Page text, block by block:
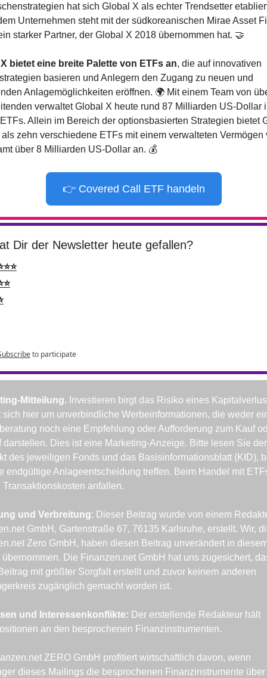
hat sich Global X als echter Trendsetter
Unternehmen steht mit der südkoreanischen Mirae Asset
starker Partner, der Global X 2018 übernommen hat. 🤝
bietet eine breite Palette von ETFs an, die auf innovativen
basieren und Anlegern den Zugang zu neuen und
Anlagemöglichkeiten eröffnen. 🌍 Mit einem Team von
verwaltet Global X heute rund 87 Milliarden US-Dollar
Allein im Bereich der optionsbasierten Strategien bietet
zehn verschiedene ETFs mit einem verwalteten Vermögen
über 8 Milliarden US-Dollar an. 💰
👉 Covered Call ETF handeln
Dir der Newsletter heute gefallen?
to participate
Mitteilung. Investieren birgt das Risiko eines
sich hier um unverbindliche Werbeinformationen, die weder
noch eine Empfehlung oder Aufforderung zum Kauf
darstellen. Dies ist eine Marketing-Anzeige. Bitte lesen Sie
des jeweiligen Fonds und das Basisinformationsblatt (KID),
endgültige Anlageentscheidung treffen. Beim Handel mit
Transaktionskosten anfallen.
und Verbreitung: Dieser Beitrag wurde von einem
GmbH, Gartenstraße 67, 76135 Karlsruhe, erstellt. Wir,
Zero GmbH, haben diesen Beitrag unverändert in
Die Finanzen.net GmbH hat uns zugesichert,
mit größter Sorgfalt erstellt und zuvor keinem anderen
zugänglich gemacht worden ist.
und Interessenkonflikte: Der erstellende Redakteur hält
an den besprochenen Finanzinstrumenten.
ZERO GmbH profitiert wirtschaftlich davon, wenn
dieses Mailings die besprochenen Finanzinstrumente über